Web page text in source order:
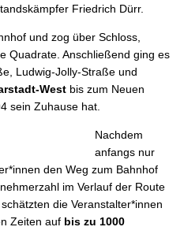
Friedrich Dürr.
und zog über Schloss,
Quadrate. Anschließend ging es
Ludwig-Jolly-Straße und
West bis zum Neuen
sein Zuhause hat.
Nachdem
anfangs nur
den Weg zum Bahnhof
im Verlauf der Route
die Veranstalter*innen
Zeiten auf bis zu 1000